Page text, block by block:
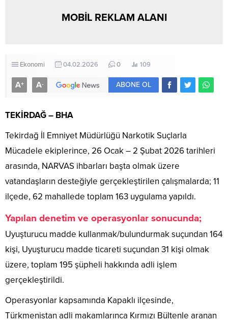
MOBİL REKLAM ALANI
Ekonomi 04.02.2026 0 109
A+ A- ABONE OL
TEKİRDAĞ – BHA
Tekirdağ İl Emniyet Müdürlüğü Narkotik Suçlarla
Mücadele ekiplerince, 26 Ocak – 2 Şubat 2026 tarihleri
arasında, NARVAS ihbarları başta olmak üzere
vatandaşların desteğiyle gerçekleştirilen çalışmalarda; 11
ilçede, 62 mahallede toplam 163 uygulama yapıldı.
Yapılan denetim ve operasyonlar sonucunda;
Uyuşturucu madde kullanmak/bulundurmak suçundan 164
kişi, Uyuşturucu madde ticareti suçundan 31 kişi olmak
üzere, toplam 195 şüpheli hakkında adli işlem
gerçekleştirildi.
Operasyonlar kapsamında Kapaklı ilçesinde,
Türkmenistan adli makamlarınca Kırmızı Bültenle aranan